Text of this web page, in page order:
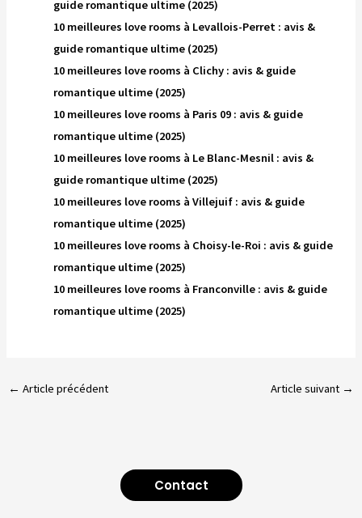
guide romantique ultime (2025)
10 meilleures love rooms à Levallois-Perret : avis &
guide romantique ultime (2025)
10 meilleures love rooms à Clichy : avis & guide
romantique ultime (2025)
10 meilleures love rooms à Paris 09 : avis & guide
romantique ultime (2025)
10 meilleures love rooms à Le Blanc-Mesnil : avis &
guide romantique ultime (2025)
10 meilleures love rooms à Villejuif : avis & guide
romantique ultime (2025)
10 meilleures love rooms à Choisy-le-Roi : avis & guide
romantique ultime (2025)
10 meilleures love rooms à Franconville : avis & guide
romantique ultime (2025)
← Article précédent Article suivant →
Contact